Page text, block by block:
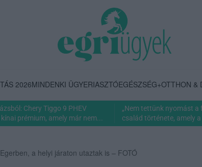
2026MINDENKI ÜGYERIASZTÓEGÉSZSÉG+OTTHON &
Chery Tiggo 9 PHEV
prémium, amely már nem...
„Nem tettünk nyomást a
család története, amely a
a helyi járaton utaztak is – FOTÓ